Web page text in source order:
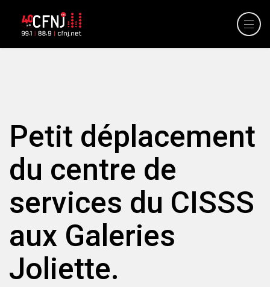
Petit déplacement
du centre de
services du CISSS
aux Galeries
Joliette.